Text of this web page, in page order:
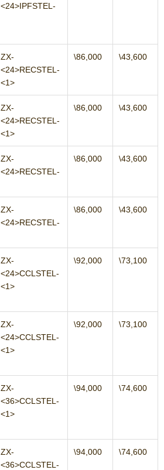
<24>IPFSTEL-
ZX-
<24>RECSTEL-
<1>
\86,000 \43,600
ZX-
<24>RECSTEL-
<1>
\86,000 \43,600
ZX-
<24>RECSTEL-
\86,000 \43,600
ZX-
<24>RECSTEL-
\86,000 \43,600
ZX-
<24>CCLSTEL-
<1>
\92,000 \73,100
ZX-
<24>CCLSTEL-
<1>
\92,000 \73,100
ZX-
<36>CCLSTEL-
<1>
\94,000 \74,600
ZX-
<36>CCLSTEL-
\94,000 \74,600